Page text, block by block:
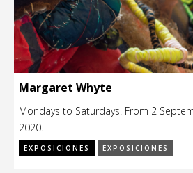
Margaret Whyte
Mondays to Saturdays. From 2
2020.
EXPOSICIONES EXPOSICIONES